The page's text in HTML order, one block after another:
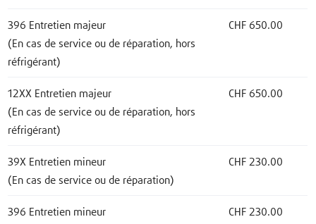
396 Entretien majeur
(En cas de service ou de réparation, hors
réfrigérant)
CHF 650.00
12XX Entretien majeur
(En cas de service ou de réparation, hors
réfrigérant)
CHF 650.00
39X Entretien mineur
(En cas de service ou de réparation)
CHF 230.00
396 Entretien mineur
CHF 230.00